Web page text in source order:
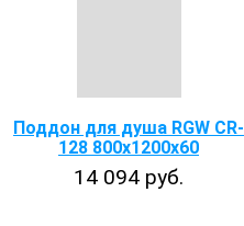
Поддон для душа RGW CR-
128 800х1200х60
14 094 руб.